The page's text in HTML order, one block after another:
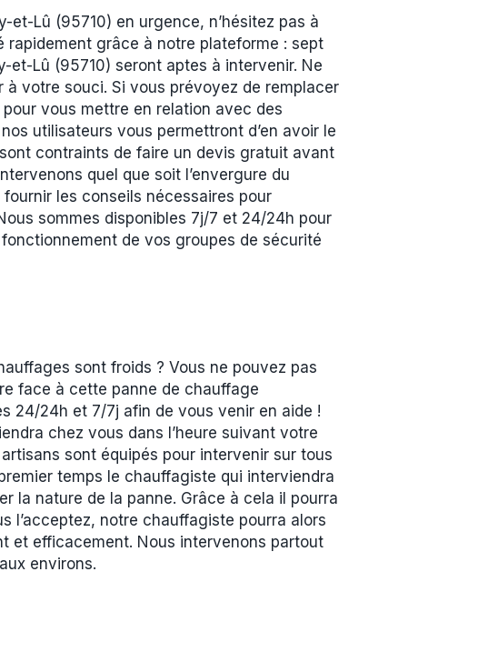
Lû (95710) en urgence, n’hésitez pas à
rapidement grâce à notre plateforme : sept
et-Lû (95710) seront aptes à intervenir. Ne
votre souci. Si vous prévoyez de remplacer
vous mettre en relation avec des
utilisateurs vous permettront d’en avoir le
contraints de faire un devis gratuit avant
quel que soit l’envergure du
les conseils nécessaires pour
sommes disponibles 7j/7 et 24/24h pour
de vos groupes de sécurité
sont froids ? Vous ne pouvez pas
face à cette panne de chauffage
24/24h et 7/7j afin de vous venir en aide !
chez vous dans l’heure suivant votre
sont équipés pour intervenir sur tous
temps le chauffagiste qui interviendra
la nature de la panne. Grâce à cela il pourra
l’acceptez, notre chauffagiste pourra alors
et efficacement. Nous intervenons partout
environs.